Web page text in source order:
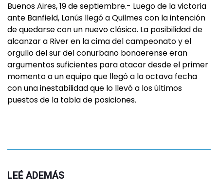
Buenos Aires, 19 de septiembre.- Luego de la victoria
ante Banfield, Lanús llegó a Quilmes con la intención
de quedarse con un nuevo clásico. La posibilidad de
alcanzar a River en la cima del campeonato y el
orgullo del sur del conurbano bonaerense eran
argumentos suficientes para atacar desde el primer
momento a un equipo que llegó a la octava fecha
con una inestabilidad que lo llevó a los últimos
puestos de la tabla de posiciones.
LEÉ ADEMÁS